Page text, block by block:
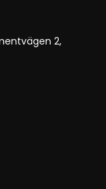
2,